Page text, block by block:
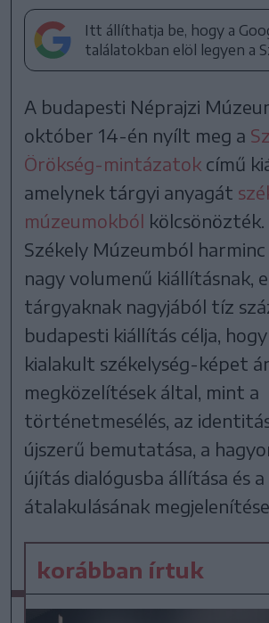
Itt állíthatja be, hogy a
találatokban elöl legyen a
A budapesti Néprajzi
október 14-én nyílt meg a
Örökség-mintázatok című
amelynek tárgyi anyagát
múzeumokból kölcsönözték.
Székely Múzeumból
nagy volumenű kiállításnak,
tárgyaknak nagyjából tíz
budapesti kiállítás célja,
kialakult székelység-képet
megközelítések által, mint a
történetmesélés, az
újszerű bemutatása, a
újítás dialógusba állítása és
átalakulásának megjelenítése.
korábban írtuk